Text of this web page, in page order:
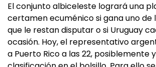
El conjunto albiceleste logrará una
certamen ecuménico si gana uno de
que le restan disputar o si Uruguay
ocasión. Hoy, el representativo
a Puerto Rico a las 22, posiblemente